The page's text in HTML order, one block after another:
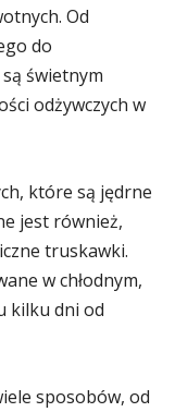
Od
do
świetnym
odżywczych w
które są jędrne
jest również,
truskawki.
w chłodnym,
kilku dni od
sposobów, od